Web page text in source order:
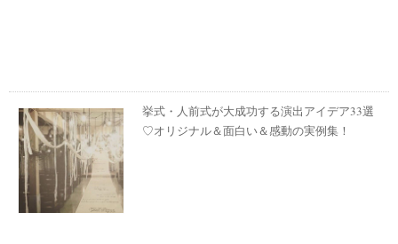
挙式・人前式が大成功する演出アイデア33選
♡オリジナル＆面白い＆感動の実例集！